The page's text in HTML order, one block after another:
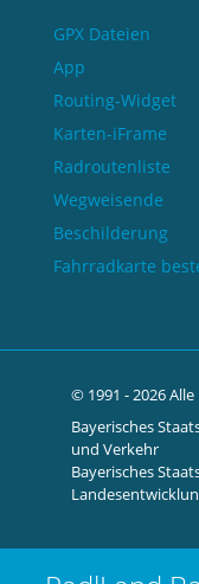
GPX Dateien
App
Routing-Widget
Karten-iFrame
Radroutenliste
Wegweisende
Beschilderung
Fahrradkarte
© 1991 - 2026
Bayerisches
und Verkehr
Bayerisches